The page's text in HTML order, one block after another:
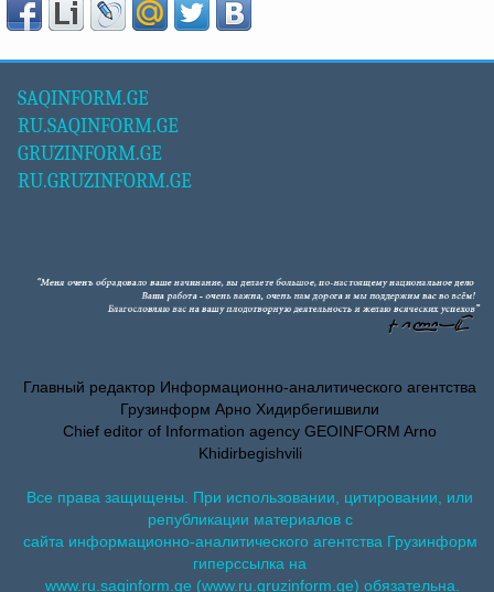
SAQINFORM.GE
RU.SAQINFORM.GE
GRUZINFORM.GE
RU.GRUZINFORM.GE
Главный редактор Информационно-аналитического агентства
Грузинформ Арно Хидирбегишвили
Chief editor of Information agency GEOINFORM Arno
Khidirbegishvili
Все права защищены. При использовании, цитировании, или
републикации материалов с
сайта информационно-аналитического агентства Грузинформ
гиперссылка на
www.ru.saqinform.ge (www.ru.gruzinform.ge) обязательна.